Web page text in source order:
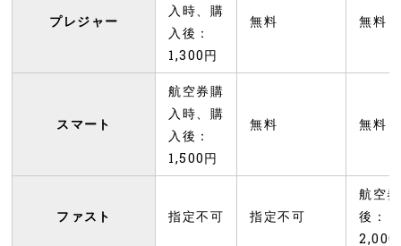
プレジャー
入時、購
入後：
1,300円
無料 無料
スマート
航空券購
入時、購
入後：
1,500円
無料 無料
ファスト 指定不可 指定不可
航空
後：
2,000